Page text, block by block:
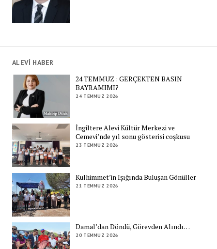
ALEVİ HABER
24 TEMMUZ : GERÇEKTEN BASIN
BAYRAMIMI?
24 TEMMUZ 2026
İngiltere Alevi Kültür Merkezi ve
Cemevi’nde yıl sonu gösterisi coşkusu
23 TEMMUZ 2026
Kulhimmet’in Işığında Buluşan Gönüller
21 TEMMUZ 2026
Damal’dan Döndü, Görevden Alındı…
20 TEMMUZ 2026